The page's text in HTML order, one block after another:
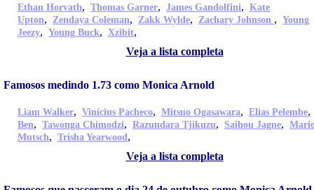
Ethan Horvath, Thomas Garner, James Gandolfini, Kate
Upton, Zendaya Coleman, Zakk Wylde, Zachary Johnson , Young
Jeezy, Young Buck, Xzibit,
Veja a lista completa
Famosos medindo 1.73 como Monica Arnold
Liam Walker, Vinícius Pacheco, Mitsuo Ogasawara, Elias Pelembe
Ben, Tawonga Chimodzi, Razundara Tjikuzu, Saihou Jagne,
Mutsch, Trisha Yearwood,
Veja a lista completa